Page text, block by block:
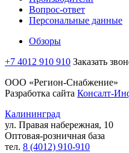
Вопрос-ответ
Персональные данные
Обзоры
+7 4012 910 910 Заказать
ООО «Регион-Снабжение»
Разработка сайта Консалт-
Калининград
ул. Правая набережная, 10
Оптовая-розничная база
тел. 8 (4012) 910-910